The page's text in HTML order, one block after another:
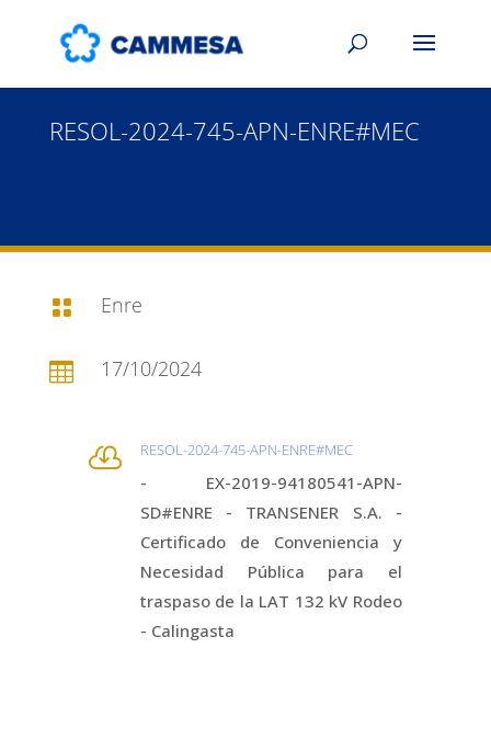
RESOL-2024-745-APN-ENRE#MEC
 Enre
 17/10/2024
 RESOL-2024-745-APN-ENRE#MEC
- EX-2019-94180541-APN-
SD#ENRE - TRANSENER S.A. -
Certificado de Conveniencia y
Necesidad Pública para el
traspaso de la LAT 132 kV Rodeo
- Calingasta